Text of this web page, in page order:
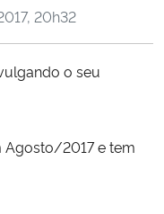
20h32
o seu
Agosto/2017 e tem